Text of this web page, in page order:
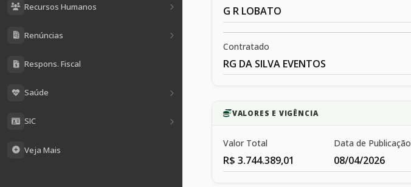
Recursos Humanos
Renúncias
Respons. Fiscal
Saúde
SIC
Veja Mais
G R LOBATO
Contratado
RG DA SILVA EVENTOS
VALORES E VIGÊNCIA
Valor Total
R$ 3.744.389,01
Data de Publicação
08/04/2026